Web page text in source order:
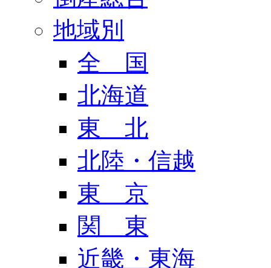
地域別
全 国
北海道
東 北
北陸・信越
東 京
関 東
近畿・東海